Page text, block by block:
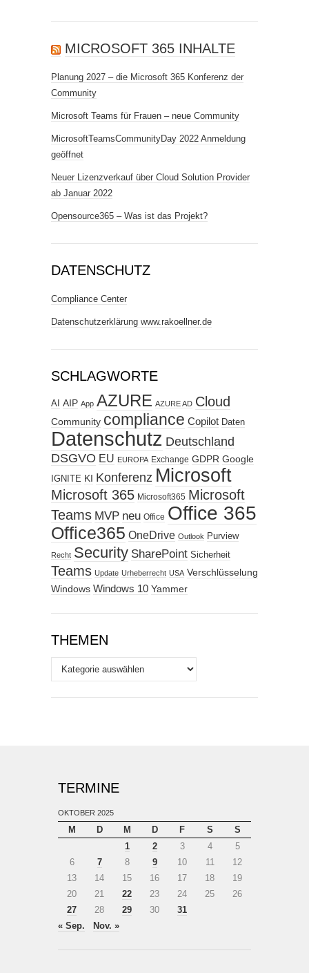
MICROSOFT 365 INHALTE
Planung 2027 – die Microsoft 365 Konferenz der
Community
Microsoft Teams für Frauen – neue Community
MicrosoftTeamsCommunityDay 2022 Anmeldung
geöffnet
Neuer Lizenzverkauf über Cloud Solution Provider
ab Januar 2022
Opensource365 – Was ist das Projekt?
DATENSCHUTZ
Compliance Center
Datenschutzerklärung www.rakoellner.de
SCHLAGWORTE
AI AIP App AZURE AZURE AD Cloud
Community compliance Copilot Daten
Datenschutz Deutschland
DSGVO EU EUROPA Exchange GDPR Google
IGNITE KI Konferenz Microsoft
Microsoft 365 Microsoft365 Microsoft
Teams MVP neu Office Office 365
Office365 OneDrive Outlook Purview
Recht Security SharePoint Sicherheit
Teams Update Urheberrecht USA Verschlüsselung
Windows Windows 10 Yammer
THEMEN
Themen
TERMINE
OKTOBER 2025
M D M D F S
S
1
2 3 4
5
6
7 8 9 10 11
12
13
14 15 16 17 18
19
20
21 22 23 24 25
26
27
28 29 30
31
« Sep.
Nov. »